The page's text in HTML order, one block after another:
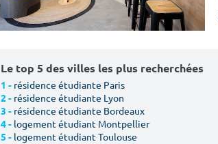
Le top 5 des villes les plus recherchées
1 - résidence étudiante Paris
2 - résidence étudiante Lyon
3 - résidence étudiante Bordeaux
4 - logement étudiant Montpellier
5 - logement étudiant Toulouse